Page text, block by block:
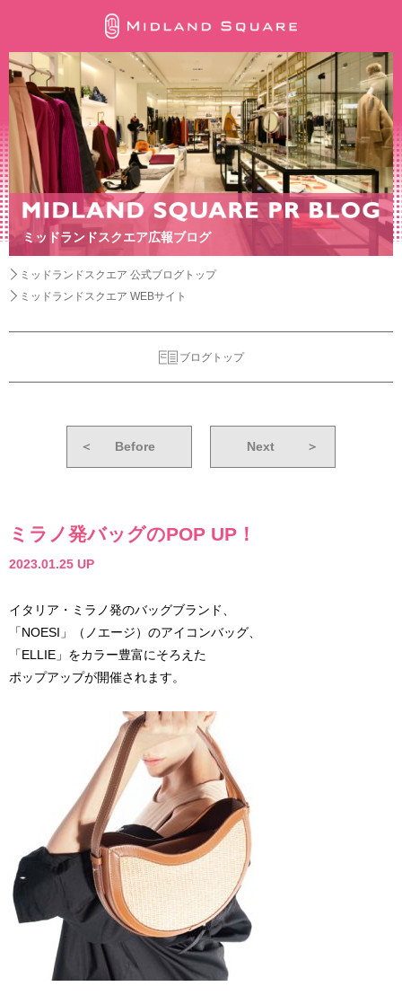
ミッドランドスクエア広報ブログ
ミッドランドスクエア 公式ブログトップ
ミッドランドスクエア WEBサイト
ブログトップ
＜ Before Next ＞
ミラノ発バッグのPOP UP！
2023.01.25 UP
イタリア・ミラノ発のバッグブランド、
「NOESI」（ノエージ）のアイコンバッグ、
「ELLIE」をカラー豊富にそろえた
ポップアップが開催されます。